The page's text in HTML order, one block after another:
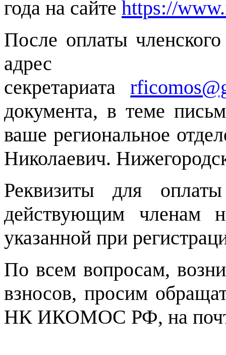
года на сайте https://
После оплаты
адрес
секретариата
документа, в теме
ваше региональное
Николаевич.
Реквизиты для
действующим членам
указанной при
По всем вопросам,
взносов, просим
НК ИКОМОС РФ, на